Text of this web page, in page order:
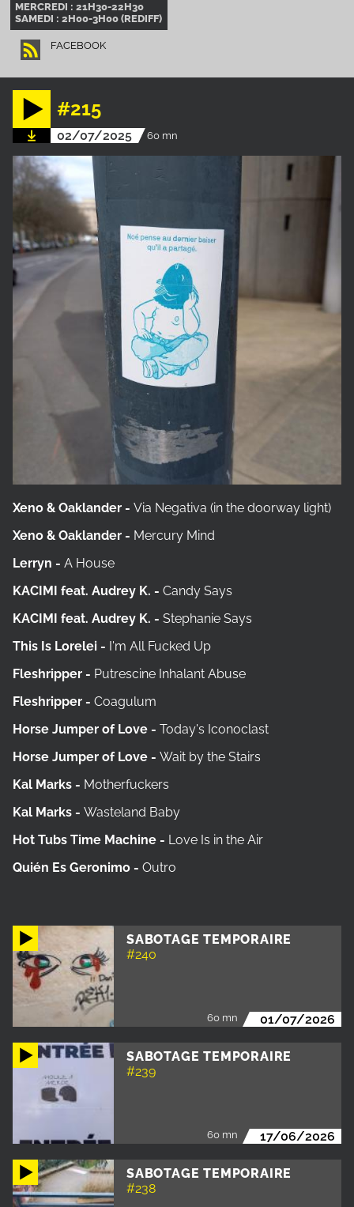
MERCREDI : 21H30-22H30
SAMEDI : 2H00-3H00 (REDIFF)
FACEBOOK
SABOTAGE TEMPORAIRE
#240
60 mn 01/07/2026
SABOTAGE TEMPORAIRE
#239
60 mn 17/06/2026
SABOTAGE TEMPORAIRE
#238
#215
02/07/2025 60 mn
Xeno & Oaklander - Via Negativa (in the doorway light)
Xeno & Oaklander - Mercury Mind
Lerryn - A House
KACIMI feat. Audrey K. - Candy Says
KACIMI feat. Audrey K. - Stephanie Says
This Is Lorelei - I'm All Fucked Up
Fleshripper - Putrescine Inhalant Abuse
Fleshripper - Coagulum
Horse Jumper of Love - Today's Iconoclast
Horse Jumper of Love - Wait by the Stairs
Kal Marks - Motherfuckers
Kal Marks - Wasteland Baby
Hot Tubs Time Machine - Love Is in the Air
Quién Es Geronimo - Outro